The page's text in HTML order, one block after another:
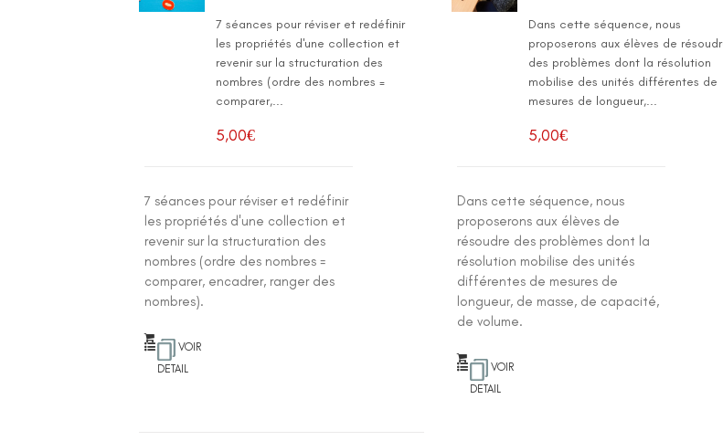
7 séances pour réviser et redéfinir
les propriétés d'une collection et
revenir sur la structuration des
nombres (ordre des nombres =
comparer,...
5,00€
7 séances pour réviser et redéfinir
les propriétés d'une collection et
revenir sur la structuration des
nombres (ordre des nombres =
comparer, encadrer, ranger des
nombres).
VOIR
DETAIL
Dans cette séquence, nous
proposerons aux élèves de
des problèmes dont la résolution
mobilise des unités différentes de
mesures de longueur,...
5,00€
Dans cette séquence, nous
proposerons aux élèves de
résoudre des problèmes dont la
résolution mobilise des unités
différentes de mesures de
longueur, de masse, de capacité,
de volume.
VOIR
DETAIL